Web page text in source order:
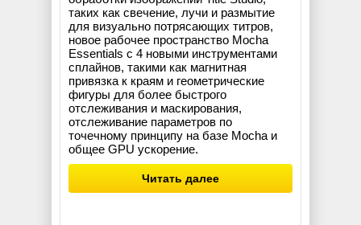
таких как свечение, лучи и размытие
для визуально потрясающих титров,
новое рабочее пространство Mocha
Essentials с 4 новыми инструментами
сплайнов, такими как магнитная
привязка к краям и геометрические
фигуры для более быстрого
отслеживания и маскирования,
отслеживание параметров по
точечному принципу на базе Mocha и
общее GPU ускорение.
Читать далее